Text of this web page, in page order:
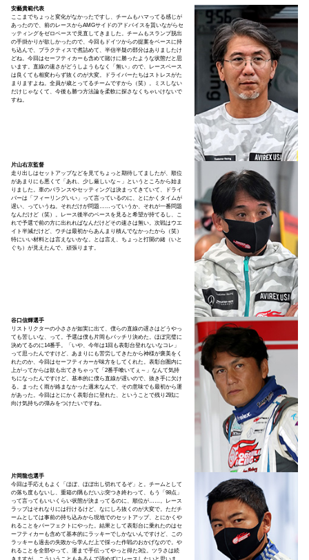
安藝貴範代表
ここまでちょっと変化がなかったですし、チームもハマってる感じが
あったので、前のレースからAMGサイドのアドバイスを貰いながらセ
ッティングをゼロベースで見直してきました。チームもスランプ脱出
の手掛かりが欲しかったので、今回もドイツからの提案をベースに持
ち込んで、プラクティスで煮詰めて、半信半疑の部分はありましたけ
どね。今回はセーフティカーも含めて賭けに勝ったような状態だと思
います。直線の速さがどうしようもなく「無い」ので、レースペース
は良くても相変わらず抜くのが大変。ドライバーたちはストレスがた
まりますよね。全員が歳とってるチームですから（笑）。ミスしない
だけじゃなくて、今後も勝つ方法論を柔軟に探さなくちゃいけないで
すね。
片山右京監督
走り出しはセットアップなどを見てちょっと期待してましたが、順位
があまりにも悪くて「あれ、少し厳しいな～」というところから始ま
りました。車のバランスやセッティングは決まってきていて、ドライ
バーは「フィーリングいい」って言っているのに、とにかくタイムが
遅い、っていうね。それだけが問題……っていうか、それが一番問題
なんだけど（笑）。レース後半のペースを見ると希望が持てるし、こ
れで予選で前の方に出れればなんだけどその速さは無い。次戦はウエ
イト半減だけど、ウチは最初からあんまり積んでなかったから（笑）
特にいい材料とは言えないかな。とは言え、ちょっと打開の緒（いと
ぐち）が見えたんで、頑張ります。
谷口信輝選手
リストリクターの小ささが如実に出て、僕らの直線の遅さはどうやっ
ても苦しいな、って。予選は僕も片岡もバッチリ決めた。ほぼ完璧に
決めてるのに14番手。「いや、今年は1回も表彰台登れないなコレ」
って思ったんですけど、あまりにも苦労してきたから神様が褒美をく
れたのか、今回はセーフティカーが味方をしてくれた。表彰台圏内に
上がってからは欲も出てきちゃって「2番手喰いてぇ～」なんて気持
ちになったんですけど、基本的に僕ら直線が遅いので、抜き手に欠け
る。まったく雨が絡まなかった週末なんで、その意味でも最初から運
があった。今回はとにかく表彰台に登れた、ということで残り2戦に
向け気持ちの弾みをつけたいですね。
片岡龍也選手
今回は手応えもよく「ほぼ、ほぼ出し切れてるぞ」と。チームとして
の落ち度もないし、重箱の隅もだいぶ突つき終わって、もう「98点」
って言ってもいいくらい状態が決まってるのに、順位が……。レース
ラップはそれなりには行けるけど、なにしろ抜くのが大変で。ただチ
ームとしては事前の持ち込みから現地でのセットアップ、とにかくや
れることをパーフェクトにやった。結果として表彰台に乗れたのはセ
ーフティカーも含めて基本的にラッキーでしかないんですけど、この
ラッキーも過去の失敗から学んだ上で採った作戦のおかげなので。や
れることを全部やって、運まで手伝ってやっと得た3位。ツラさは続